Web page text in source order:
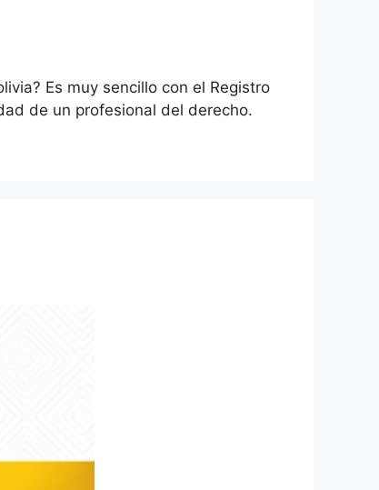
Es muy sencillo con el Registro
de un profesional del derecho.